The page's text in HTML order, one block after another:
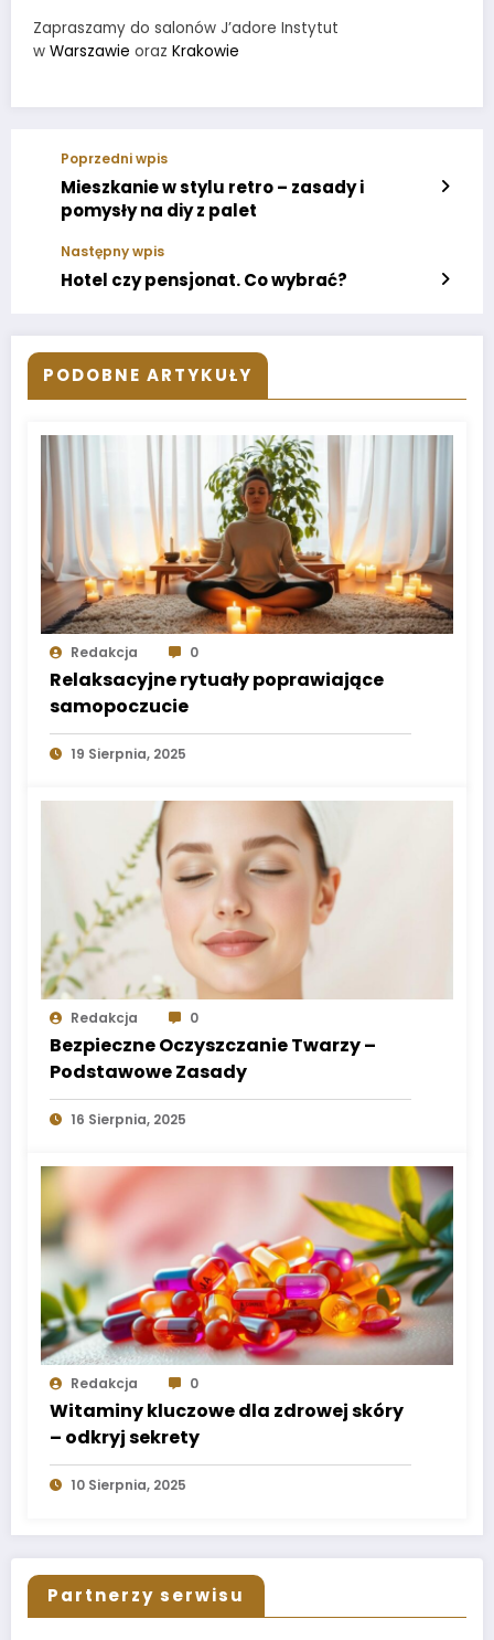
Zapraszamy do salonów J’adore Instytut
w Warszawie oraz Krakowie
Poprzedni wpis
Mieszkanie w stylu retro – zasady i
pomysły na diy z palet
Następny wpis
Hotel czy pensjonat. Co wybrać?
PODOBNE ARTYKUŁY
Redakcja 0
Relaksacyjne rytuały poprawiające
samopoczucie
19 Sierpnia, 2025
Redakcja 0
Bezpieczne Oczyszczanie Twarzy –
Podstawowe Zasady
16 Sierpnia, 2025
Redakcja 0
Witaminy kluczowe dla zdrowej skóry
– odkryj sekrety
10 Sierpnia, 2025
Partnerzy serwisu